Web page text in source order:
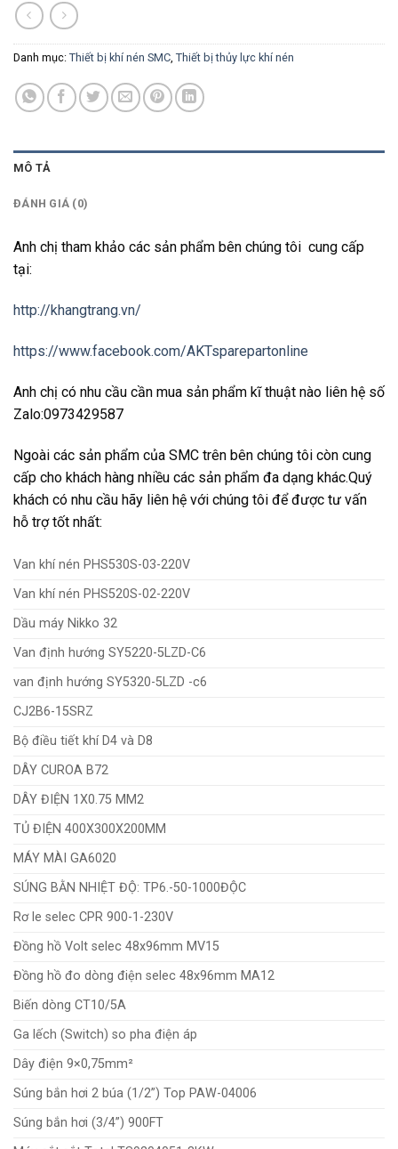
Danh mục: Thiết bị khí nén SMC, Thiết bị thủy lực khí nén
MÔ TẢ
ĐÁNH GIÁ (0)
Anh chị tham khảo các sản phẩm bên chúng tôi cung cấp
tại:
http://khangtrang.vn/
https://www.facebook.com/AKTsparepartonline
Anh chị có nhu cầu cần mua sản phẩm kĩ thuật nào liên hệ số
Zalo:0973429587
Ngoài các sản phẩm của SMC trên bên chúng tôi còn cung
cấp cho khách hàng nhiều các sản phẩm đa dạng khác.Quý
khách có nhu cầu hãy liên hệ với chúng tôi để được tư vấn
hỗ trợ tốt nhất:
Van khí nén PHS530S-03-220V
Van khí nén PHS520S-02-220V
Dầu máy Nikko 32
Van định hướng SY5220-5LZD-C6
van định hướng SY5320-5LZD -c6
CJ2B6-15SRZ
Bộ điều tiết khí D4 và D8
DÂY CUROA B72
DÂY ĐIỆN 1X0.75 MM2
TỦ ĐIỆN 400X300X200MM
MÁY MÀI GA6020
SÚNG BẰN NHIỆT ĐỘ: TP6.-50-1000ĐỘC
Rơ le selec CPR 900-1-230V
Đồng hồ Volt selec 48x96mm MV15
Đồng hồ đo dòng điện selec 48x96mm MA12
Biến dòng CT10/5A
Ga lếch (Switch) so pha điện áp
Dây điện 9×0,75mm²
Súng bắn hơi 2 búa (1/2”) Top PAW-04006
Súng bắn hơi (3/4”) 900FT